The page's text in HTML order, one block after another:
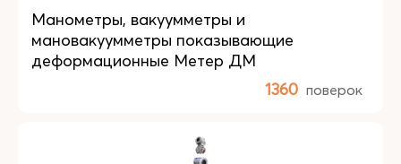
Манометры, вакуумметры и
мановакуумметры показывающие
деформационные Метер ДМ
1360 поверок